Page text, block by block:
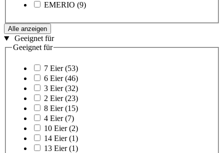
EMERIO (9)
Alle anzeigen
Geeignet für
Geeignet für
7 Eier (53)
6 Eier (46)
3 Eier (32)
2 Eier (23)
8 Eier (15)
4 Eier (7)
10 Eier (2)
14 Eier (1)
13 Eier (1)